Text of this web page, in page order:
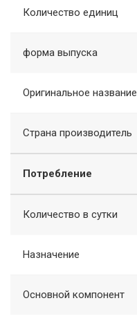
Количество единиц
форма выпуска
Оригинальное название
Страна производитель
Потребление
Количество в сутки
Назначение
Основной компонент